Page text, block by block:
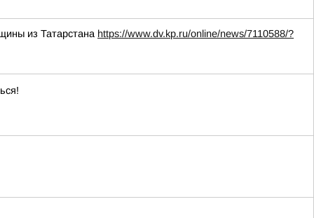
из Татарстана https://www.dv.kp.ru/online/news/7110588/?